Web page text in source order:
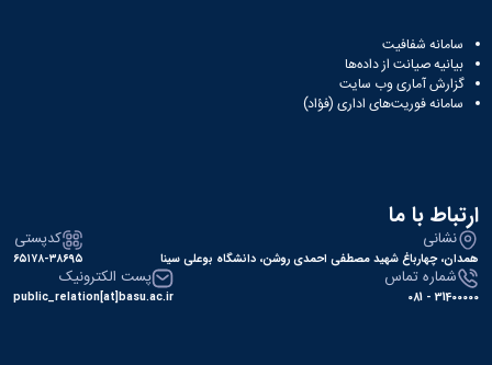
سامانه شفافیت
بیانیه صیانت از داده‌ها
گزارش آماری وب‌ سایت
سامانه فوریت‌های اداری (فؤاد)
ارتباط با ما
نشانی
همدان، چهارباغ شهید مصطفی احمدی روشن، دانشگاه بوعلی سینا
کدپستی
۶۵۱۷۸-۳۸۶۹۵
شماره تماس
31400000 - 081
پست الکترونیک
public_relation[at]basu.ac.ir